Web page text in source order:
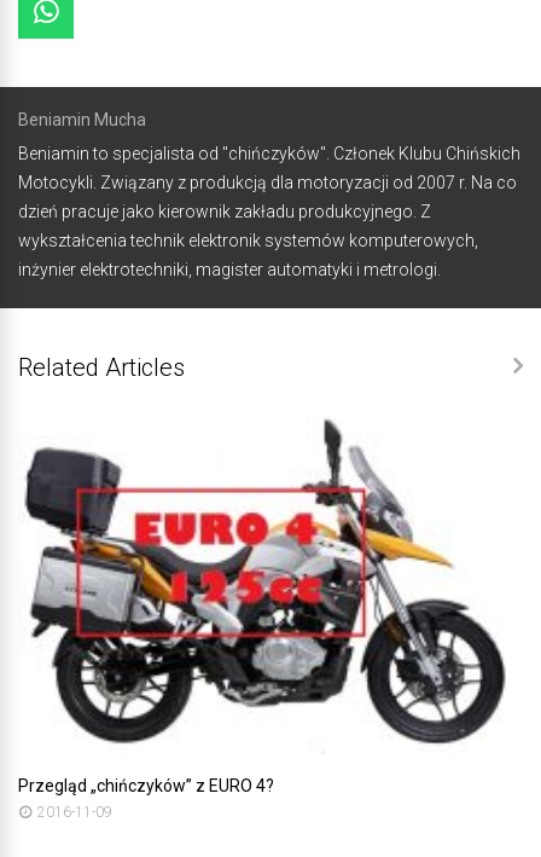
Beniamin Mucha
Beniamin to specjalista od "chińczyków". Członek Klubu Chińskich
Motocykli. Związany z produkcją dla motoryzacji od 2007 r. Na co
dzień pracuje jako kierownik zakładu produkcyjnego. Z
wykształcenia technik elektronik systemów komputerowych,
inżynier elektrotechniki, magister automatyki i metrologi.
Related Articles
Przegląd „chińczyków” z EURO 4?
2016-11-09